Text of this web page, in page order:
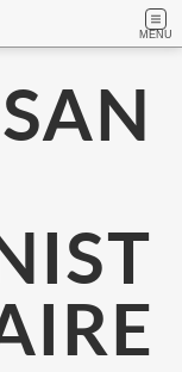
MENU